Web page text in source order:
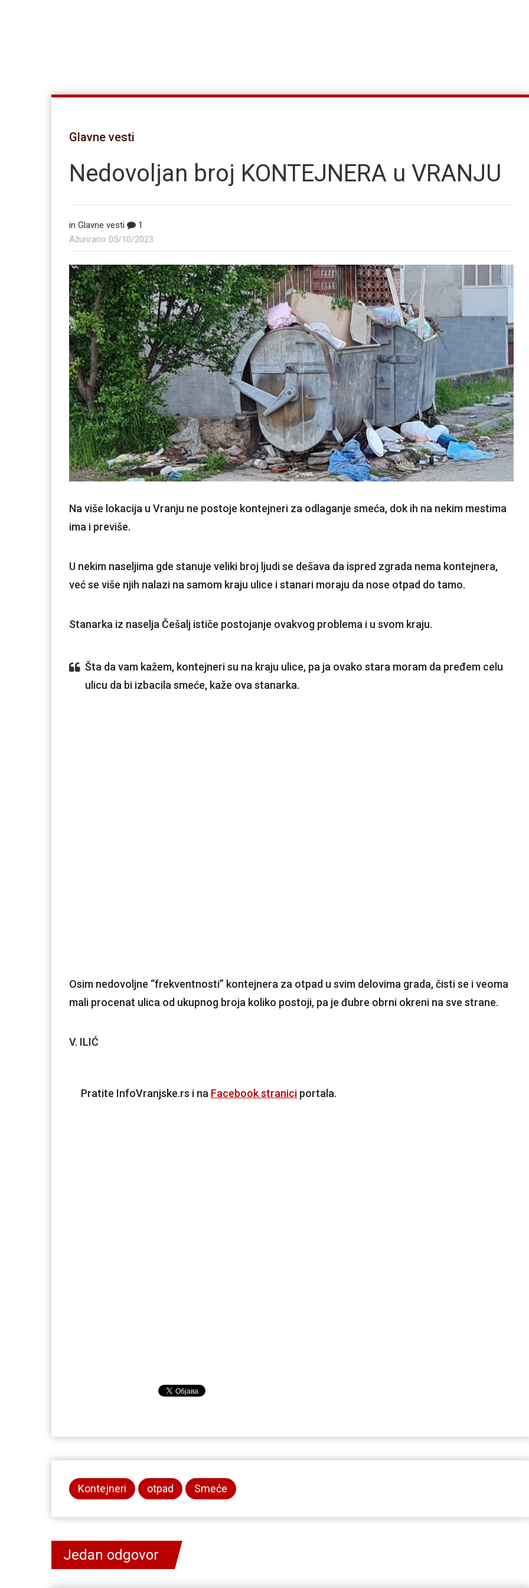
Glavne vesti
Nedovoljan broj KONTEJNERA u VRANJU
in Glavne vesti
1
Ažurirano 05/10/2023
Na više lokacija u Vranju ne postoje kontejneri za odlaganje smeća, dok ih na nekim mestima
ima i previše.
U nekim naseljima gde stanuje veliki broj ljudi se dešava da ispred zgrada nema kontejnera,
već se više njih nalazi na samom kraju ulice i stanari moraju da nose otpad do tamo.
Stanarka iz naselja Češalj ističe postojanje ovakvog problema i u svom kraju.
Šta da vam kažem, kontejneri su na kraju ulice, pa ja ovako stara moram da pređem celu
ulicu da bi izbacila smeće, kaže ova stanarka.
Osim nedovoljne “frekventnosti” kontejnera za otpad u svim delovima grada, čisti se i veoma
mali procenat ulica od ukupnog broja koliko postoji, pa je đubre obrni okreni na sve strane.
V. ILIĆ
Pratite InfoVranjske.rs i na Facebook stranici portala.
Kontejneri otpad Smeće
Jedan odgovor